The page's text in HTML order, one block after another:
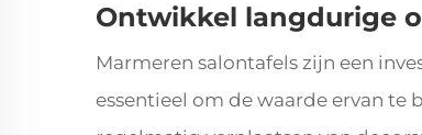
Ontwikkel langdurige
Marmeren salontafels zijn een
essentieel om de waarde ervan te